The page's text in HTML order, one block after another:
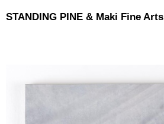
STANDING PINE & Maki Fine Arts